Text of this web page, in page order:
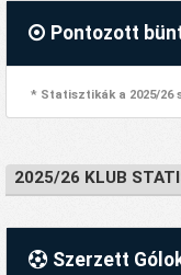
Pontozott
* Statisztikák a 2025/26
2025/26 KLUB
Szerzett